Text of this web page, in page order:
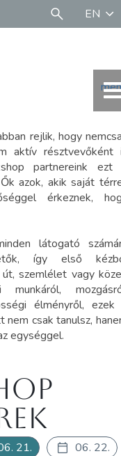
EN
rejlik, hogy
aktív résztvevőként
partnereink ezt
azok, akik saját
érkeznek,
látogató
így első
szemlélet vagy
élményről, ezek
csak tanulsz,
egységgel.
21.
06. 22.